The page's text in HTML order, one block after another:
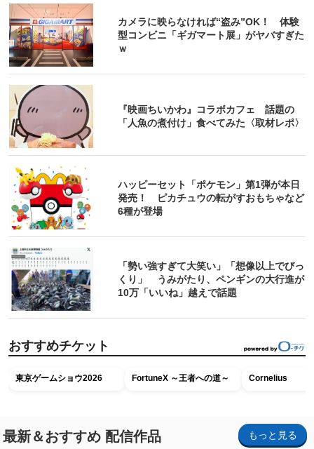
カメラに映らなければ“盗み”OK！ 体験
型コンビニ「ギガマート展」がヤバすぎた
ｗ
『映画ちいかわ』コラボカフェ 話題の
「人魚の煮付け」食べてみた〈取材レポ〉
ハッピーセット「ポケモン」第1弾が本日
発売！ ピカチュウの転がすおもちゃなど
6種が登場
「勢い強すぎて大笑い」「想像以上でびっ
くり」 うみがたり、ペンギンの大行進が
10万「いいね」越えで話題
おすすめチケット
東京ゲームショウ2026 FortuneX ～王者への道～ Cornelius
最新＆おすすめ 配信作品 もっと見る